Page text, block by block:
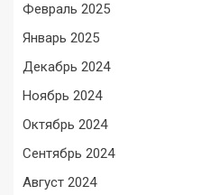
Февраль 2025
Январь 2025
Декабрь 2024
Ноябрь 2024
Октябрь 2024
Сентябрь 2024
Август 2024